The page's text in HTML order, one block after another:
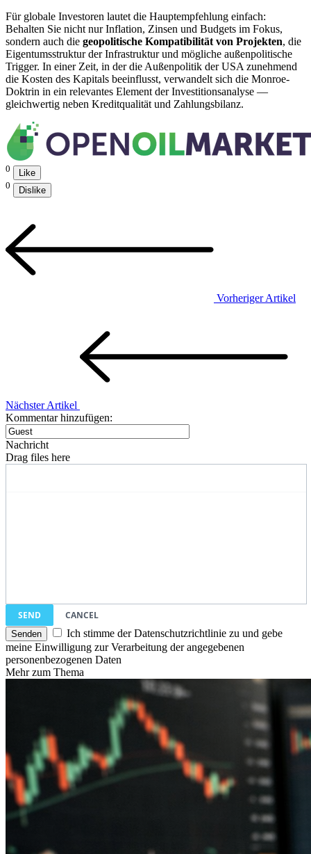
Für globale Investoren lautet die Hauptempfehlung einfach:
Behalten Sie nicht nur Inflation, Zinsen und Budgets im Fokus,
sondern auch die geopolitische Kompatibilität von Projekten, die
Eigentumsstruktur der Infrastruktur und mögliche außenpolitische
Trigger. In einer Zeit, in der die Außenpolitik der USA zunehmend
die Kosten des Kapitals beeinflusst, verwandelt sich die Monroe-
Doktrin in ein relevantes Element der Investitionsanalyse —
gleichwertig neben Kreditqualität und Zahlungsbilanz.
0
Like
0
Dislike
Vorheriger Artikel
Nächster Artikel
Kommentar hinzufügen:
Nachricht
Drag files here
SEND
CANCEL
Ich stimme der Datenschutzrichtlinie zu und gebe
meine Einwilligung zur Verarbeitung der angegebenen
personenbezogenen Daten
Mehr zum Thema